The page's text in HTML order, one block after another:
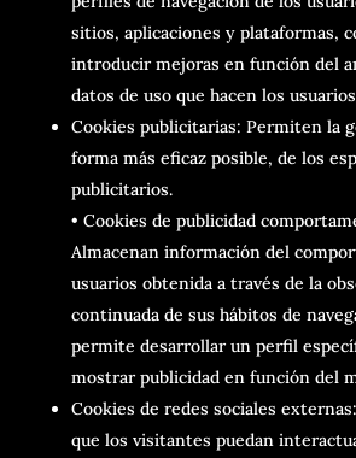
sitios, aplicaciones y plataformas,
introducir mejoras en función del
datos de uso que hacen los
Cookies publicitarias: Permiten la
forma más eficaz posible, de los
publicitarios.
• Cookies de publicidad
Almacenan información del
usuarios obtenida a través de la
continuada de sus hábitos de
permite desarrollar un perfil
mostrar publicidad en función del
Cookies de redes sociales
que los visitantes puedan